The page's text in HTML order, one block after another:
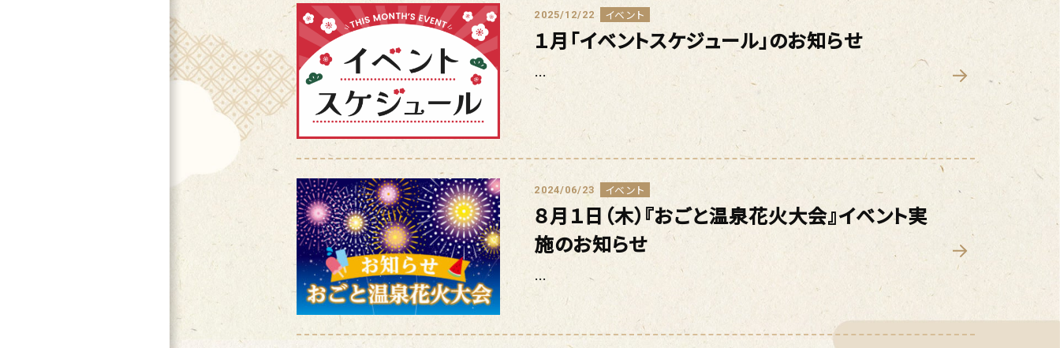
2025/12/22 イベント
１月「イベントスケジュール」のお知らせ
…
2024/06/23 イベント
８月１日（木）『おごと温泉花火大会』イベント実
施のお知らせ
…